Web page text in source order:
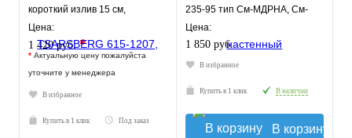
короткий излив 15 см,
одноручный, шпильки, тип См-
УмОЦБА
Цена:
1 420 руб.*
* Актуальную цену пожалуйста
уточните у менеджера
В избранное
Купить в 1 клик Под заказ
235-95 тип См-МДРНА, См-
УмДРНА
Цена:
1 850 руб.
В избранное
Купить в 1 клик В наличии
В корзину